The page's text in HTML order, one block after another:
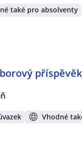
také pro absolventy
příspěvěk
Vhodné